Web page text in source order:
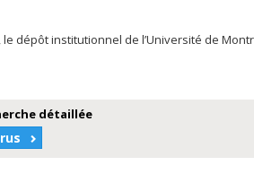
, le dépôt institutionnel de l’Université de
détaillée